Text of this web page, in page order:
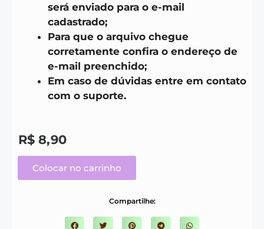
será enviado para o e-mail
cadastrado;
Para que o arquivo chegue
corretamente confira o endereço de
e-mail preenchido;
Em caso de dúvidas entre em contato
com o suporte.
R$ 8,90
Colocar no carrinho
Compartilhe: